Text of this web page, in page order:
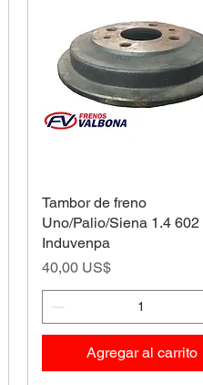
Tambor de freno
Uno/Palio/Siena 1.4 602
Induvenpa
Precio
40,00 US$
Agregar al carrito